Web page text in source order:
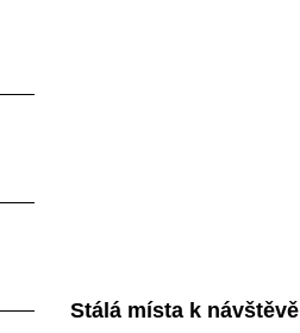
Stálá místa k návštěvě